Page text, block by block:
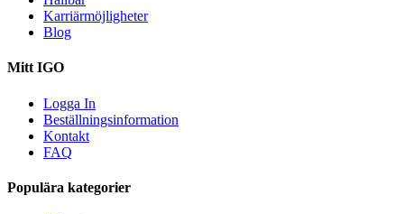
Karriärmöjligheter
Blog
Mitt IGO
Logga In
Beställningsinformation
Kontakt
FAQ
Populära kategorier